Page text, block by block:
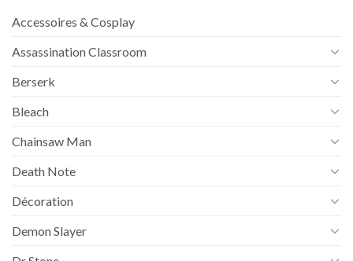
Accessoires & Cosplay
Assassination Classroom
Berserk
Bleach
Chainsaw Man
Death Note
Décoration
Demon Slayer